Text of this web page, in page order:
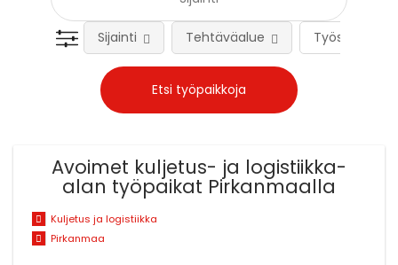
Työsuhteen
Sijainti Tehtäväalue
Avoimet kuljetus- ja logistiikka-
alan työpaikat Pirkanmaalla
Kuljetus ja logistiikka
Pirkanmaa